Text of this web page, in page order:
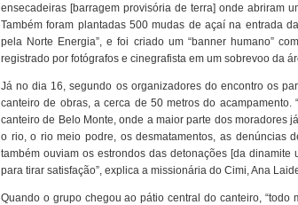
ensecadeiras [barragem provisória de terra] onde abriram
Também foram plantadas 500 mudas de açaí na entrada
pela Norte Energia”, e foi criado um “banner humano”
registrado por fotógrafos e cinegrafista em um sobrevoo da
Já no dia 16, segundo os organizadores do encontro os
canteiro de obras, a cerca de 50 metros do
canteiro de Belo Monte, onde a maior parte dos moradores
o rio, o rio meio podre, os desmatamentos, as denúncias
também ouviam os estrondos das detonações [da
para tirar satisfação”, explica a missionária do Cimi, Ana
Quando o grupo chegou ao pátio central do canteiro,